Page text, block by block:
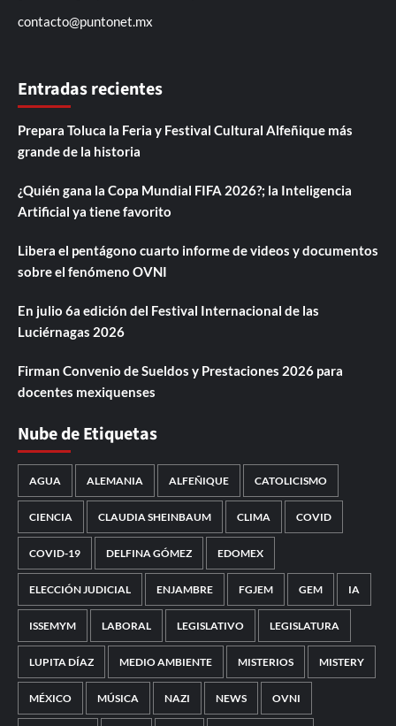
contacto@puntonet.mx
Entradas recientes
Prepara Toluca la Feria y Festival Cultural Alfeñique más
grande de la historia
¿Quién gana la Copa Mundial FIFA 2026?; la Inteligencia
Artificial ya tiene favorito
Libera el pentágono cuarto informe de videos y documentos
sobre el fenómeno OVNI
En julio 6a edición del Festival Internacional de las
Luciérnagas 2026
Firman Convenio de Sueldos y Prestaciones 2026 para
docentes mexiquenses
Nube de Etiquetas
AGUA ALEMANIA ALFEÑIQUE CATOLICISMO
CIENCIA CLAUDIA SHEINBAUM CLIMA COVID
COVID-19 DELFINA GÓMEZ EDOMEX
ELECCIÓN JUDICIAL ENJAMBRE FGJEM GEM IA
ISSEMYM LABORAL LEGISLATIVO LEGISLATURA
LUPITA DÍAZ MEDIO AMBIENTE MISTERIOS MISTERY
MÉXICO MÚSICA NAZI NEWS OVNI